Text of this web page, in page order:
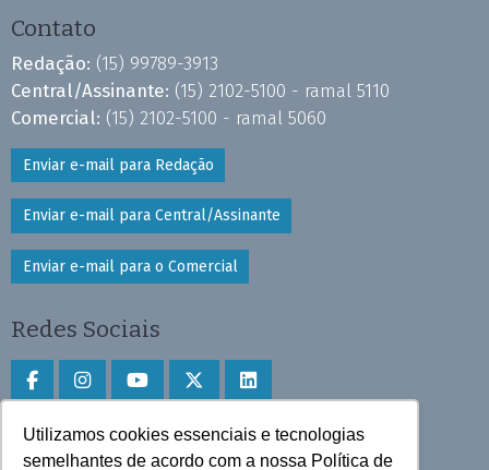
Utilizamos cookies essenciais e tecnologias
semelhantes de acordo com a nossa Política de
Contato
Redação: (15) 99789-3913
Central/Assinante: (15) 2102-5100 - ramal 5110
Comercial: (15) 2102-5100 - ramal 5060
Enviar e-mail para Redação
Enviar e-mail para Central/Assinante
Enviar e-mail para o Comercial
Redes Sociais
Faça download do aplicativo